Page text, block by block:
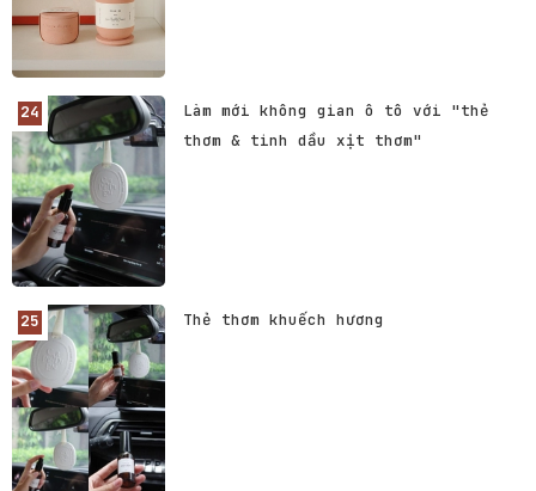
Làm mới không gian ô tô với "thẻ
thơm & tinh dầu xịt thơm"
Thẻ thơm khuếch hương